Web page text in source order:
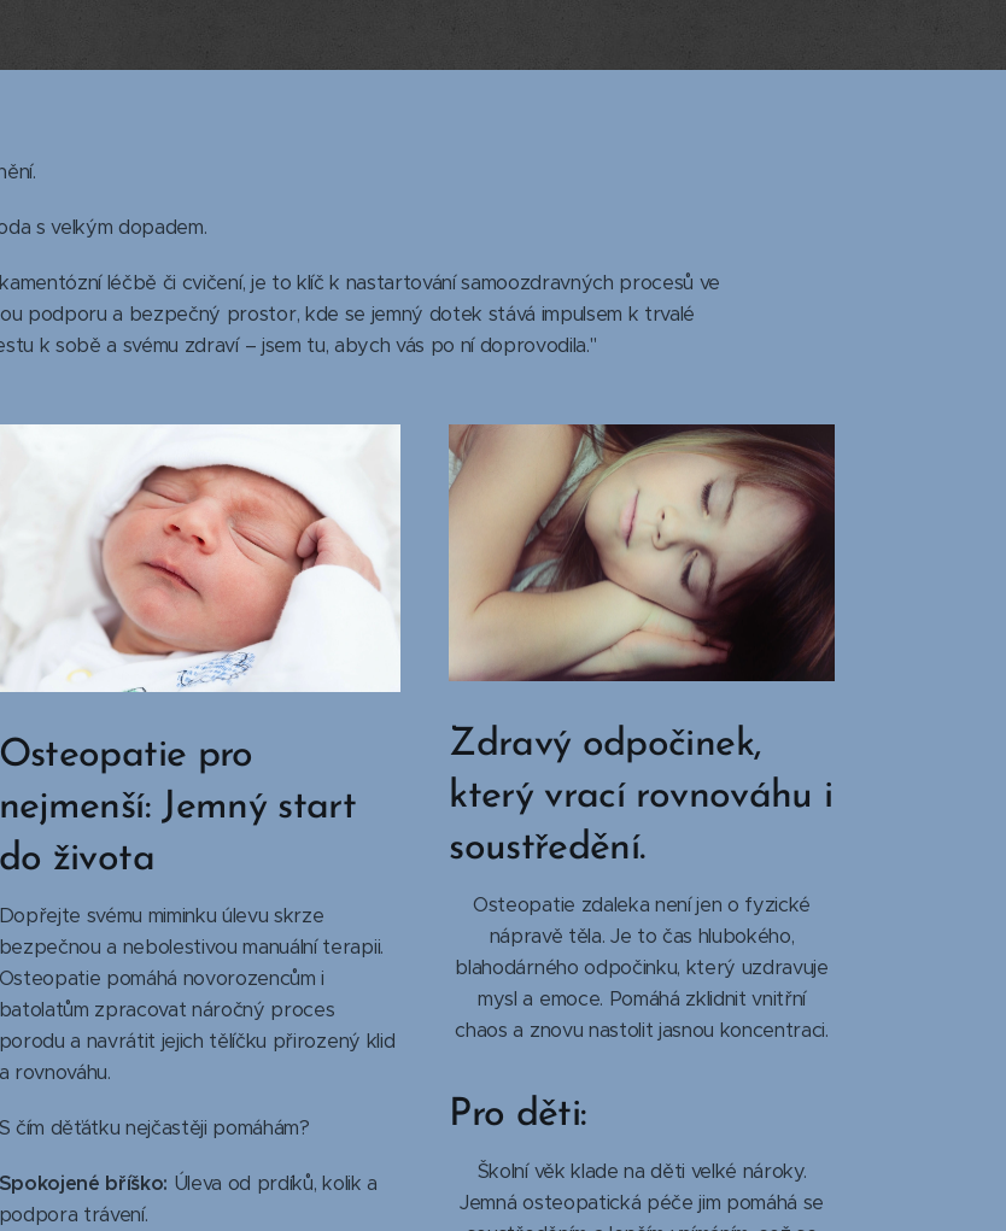
s velkým dopadem.
léčbě či cvičení, je to klíč k nastartování samoozdravných procesů ve
podporu a bezpečný prostor, kde se jemný dotek stává impulsem k trvalé
k sobě a svému zdraví – jsem tu, abych vás po ní doprovodila."
Osteopatie pro
nejmenší: Jemný start
do života
Dopřejte svému miminku úlevu skrze
bezpečnou a nebolestivou manuální terapii.
Osteopatie pomáhá novorozencům i
batolatům zpracovat náročný proces
porodu a navrátit jejich tělíčku přirozený klid
a rovnováhu.
S čím děťátku nejčastěji pomáhám?
Spokojené bříško: Úleva od prdíků, kolik a
podpora trávení.
Zdravý odpočinek,
který vrací rovnováhu i
soustředění.
Osteopatie zdaleka není jen o fyzické
nápravě těla. Je to čas hlubokého,
blahodárného odpočinku, který uzdravuje
mysl a emoce. Pomáhá zklidnit vnitřní
chaos a znovu nastolit jasnou koncentraci.
Pro děti:
Školní věk klade na děti velké nároky.
Jemná osteopatická péče jim pomáhá se